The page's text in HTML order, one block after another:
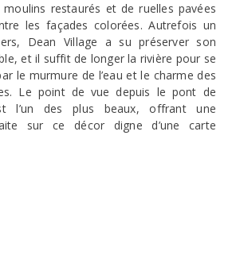
moulins restaurés et de ruelles pavées
les façades colorées. Autrefois un
Dean Village a su préserver son
et il suffit de longer la rivière pour se
le murmure de l’eau et le charme des
Le point de vue depuis le pont de
l’un des plus beaux, offrant une
sur ce décor digne d’une carte